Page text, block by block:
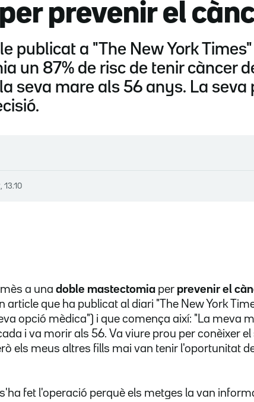
prevenir el
publicat a "The New York
un 87% de risc de tenir càncer
seva mare als 56 anys. La seva
13.10
a una doble mastectomia per prevenir el
article que ha publicat al diari "The New York
opció mèdica") i que comença així: "La meva
i va morir als 56. Va viure prou per conèixer
els meus altres fills mai van tenir l'oportunitat
fet l'operació perquè els metges la van